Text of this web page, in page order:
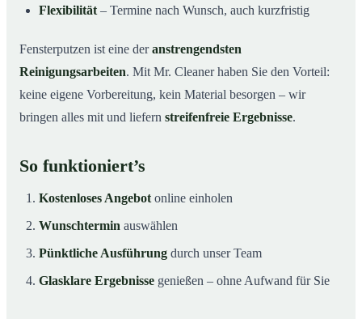
Flexibilität – Termine nach Wunsch, auch kurzfristig
Fensterputzen ist eine deranstrengendsten
Reinigungsarbeiten. Mit Mr. Cleaner haben Sie den Vorteil:
keine eigene Vorbereitung, kein Material besorgen – wir
bringen alles mit und liefern streifenfreie Ergebnisse.
So funktioniert’s
Kostenloses Angebot online einholen
Wunschtermin auswählen
Pünktliche Ausführung durch unser Team
Glasklare Ergebnisse genießen – ohne Aufwand für Sie